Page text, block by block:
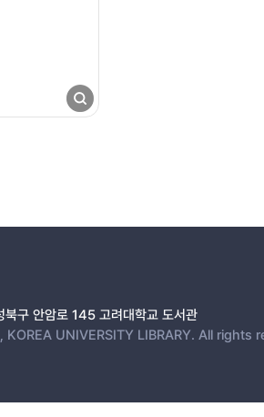
구 안암로 145 고려대학교 도서관
UNIVERSITY LIBRARY. All rights